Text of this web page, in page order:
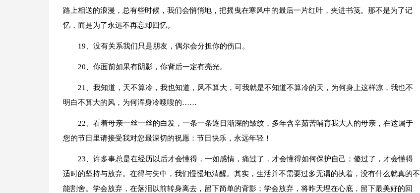
路上相送的浪漫，总有些时候，我们会悄悄地，把摇曳在寒风中的最后一片红叶，夹进书笺。那不是为了记
忆，而是为了永远不再忘却回忆。
19、没有关系我们只是朋友，偶尔会分担你的伤口。
20、你面前如果有阴影，你背后一定有亮光。
21、我知道，天不算冷，我也知道，风不算大，可我就是不知道不算冷的天，为何身上这样凉，我也不
明白不算大的风，为何浑身冷嗖嗖的……
22、看着母亲一丝一丝的白发，一条一条逐日渐深的皱纹，多年含辛茹苦哺育我大人的母亲，在这属于
您的节日里请接受我对您最深切的祝愿：节日快乐，永远年轻！
23、许多事总是在经历以后才会懂得，一如感情，痛过了，才会懂得如何保护自己；傻过了，才会懂得
适时的坚持与放弃。在得与失中，我们慢慢地清醒。其实，生活并不需要过多无谓的执着，没有什么就真的不
能割舍。学会放弃，在落泪以前转身离去，留下简单的背影；学会放弃，将昨天埋在心底，留下最美好的回